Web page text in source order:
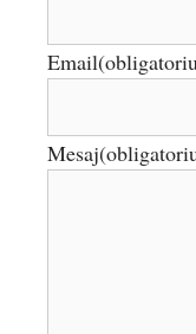
Email
Mesaj